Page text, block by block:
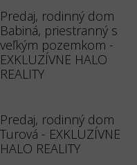
Predaj, rodinný dom
Babiná, priestranný s
veľkým pozemkom -
EXKLUZÍVNE HALO
REALITY
Predaj, rodinný dom
Turová - EXKLUZÍVNE
HALO REALITY